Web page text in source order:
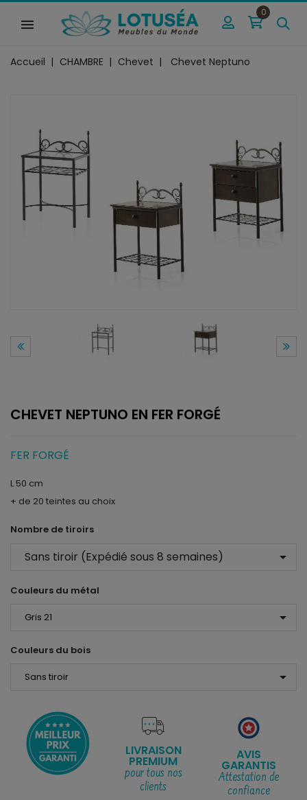
0
Accueil CHAMBRE Chevet Chevet Neptuno
CHEVET NEPTUNO EN FER FORGÉ
FER FORGÉ
L 50 cm
+ de 20 teintes au choix
Nombre de tiroirs
arrow_drop_down
Couleurs du métal
arrow_drop_down
Couleurs du bois
arrow_drop_down
LIVRAISON
PREMIUM
pour tous nos
clients
AVIS
GARANTIS
Attestation de
confiance